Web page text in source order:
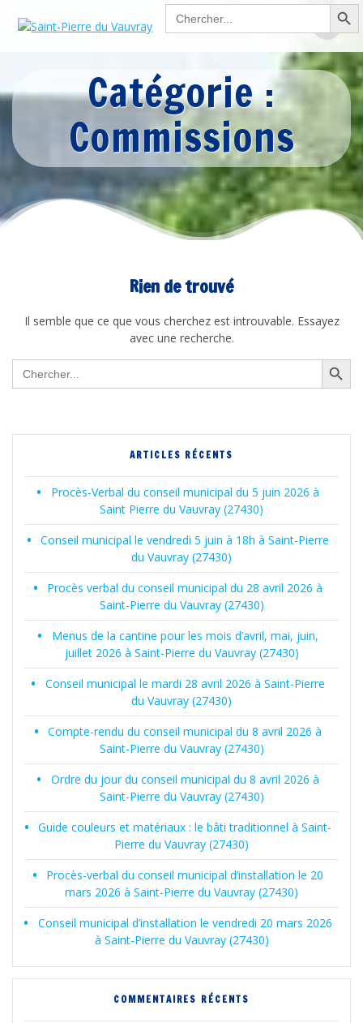
Search Search Button
Passer
au
Catégorie :
Commissions
Rien de trouvé
Il semble que ce que vous cherchez est introuvable. Essayez
avec une recherche.
Search Search Button
ARTICLES RÉCENTS
Procès-Verbal du conseil municipal du 5 juin 2026 à
Saint Pierre du Vauvray (27430)
Conseil municipal le vendredi 5 juin à 18h à Saint-Pierre
du Vauvray (27430)
Procès verbal du conseil municipal du 28 avril 2026 à
Saint-Pierre du Vauvray (27430)
Menus de la cantine pour les mois d’avril, mai, juin,
juillet 2026 à Saint-Pierre du Vauvray (27430)
Conseil municipal le mardi 28 avril 2026 à Saint-Pierre
du Vauvray (27430)
Compte-rendu du conseil municipal du 8 avril 2026 à
Saint-Pierre du Vauvray (27430)
Ordre du jour du conseil municipal du 8 avril 2026 à
Saint-Pierre du Vauvray (27430)
Guide couleurs et matériaux : le bâti traditionnel à Saint-
Pierre du Vauvray (27430)
Procès-verbal du conseil municipal d’installation le 20
mars 2026 à Saint-Pierre du Vauvray (27430)
Conseil municipal d’installation le vendredi 20 mars 2026
à Saint-Pierre du Vauvray (27430)
COMMENTAIRES RÉCENTS